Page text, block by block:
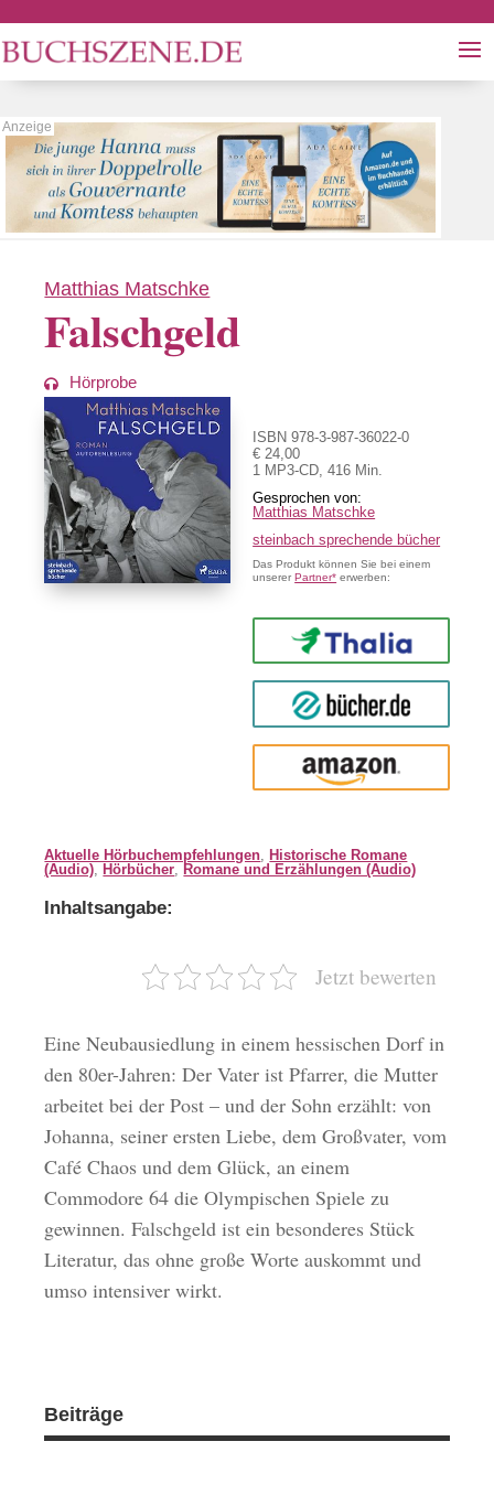
Matthias Matschke
Falschgeld
Hörprobe
ISBN 978-3-987-36022-0
€ 24,00
1 MP3-CD, 416 Min.
Matthias Matschke
steinbach sprechende bücher
Das Produkt können Sie bei einem
unsererPartner* erwerben:
Thalia
buecher.de
Amazon
Aktuelle Hörbuchempfehlungen ,Historische Romane
(Audio) ,Hörbücher Romane und Erzählungen (Audio)
Inhaltsangabe:
Jetzt bewerten
Eine Neubausiedlung in einem hessischen Dorf in
den 80er-Jahren: Der Vater ist Pfarrer, die Mutter
arbeitet bei der Post – und der Sohn erzählt: von
Johanna, seiner ersten Liebe, dem Großvater, vom
Café Chaos und dem Glück, an einem
Commodore 64 die Olympischen Spiele zu
gewinnen. Falschgeld ist ein besonderes Stück
Literatur, das ohne große Worte auskommt und
umso intensiver wirkt.
Beiträge